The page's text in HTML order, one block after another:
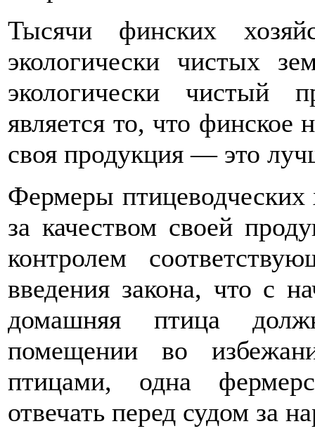
Тысячи финских
экологически чистых
экологически чистый
является то, что финское
своя продукция — это
Фермеры птицеводческих
за качеством своей
контролем
введения закона, что с
домашняя птица
помещении во
птицами, одна
отвечать перед судом за